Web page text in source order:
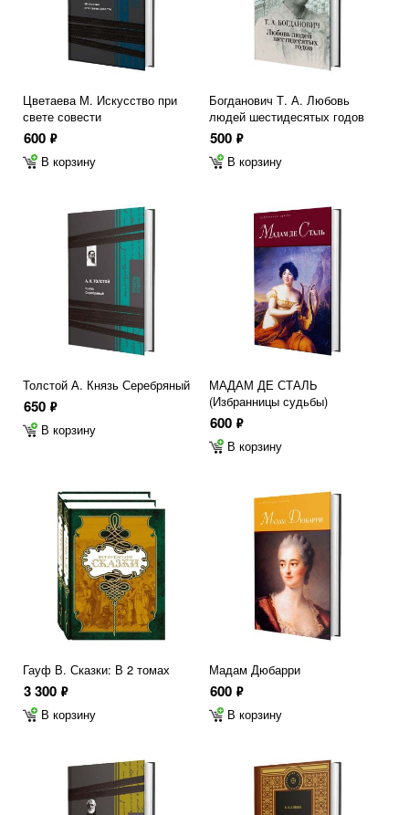
Цветаева М. Искусство при
свете совести
600 ф
В корзину
Богданович Т. А. Любовь
людей шестидесятых годов
500 ф
В корзину
Толстой А. Князь Серебряный
650 ф
В корзину
МАДАМ ДЕ СТАЛЬ
(Избранницы судьбы)
600 ф
В корзину
Гауф В. Сказки: В 2 томах
3 300 ф
В корзину
Мадам Дюбарри
600 ф
В корзину